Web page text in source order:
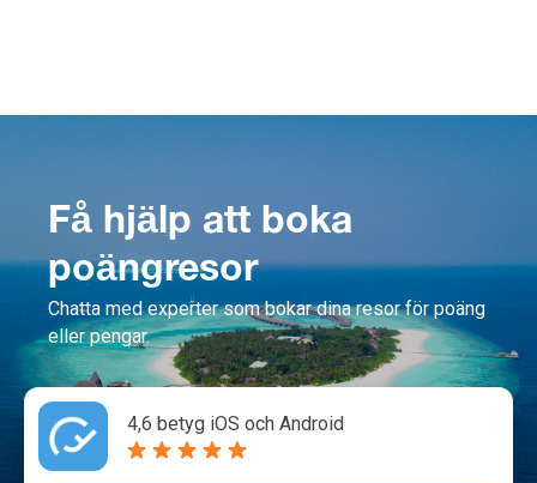
Få hjälp att boka
poängresor
Chatta med experter som bokar dina resor för poäng
eller pengar.
4,6 betyg iOS och Android